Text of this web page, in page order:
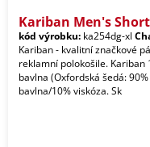
Kariban Men's
kód výrobku: ka254dg-xl
Kariban - kvalitní značkové
reklamní polokošile. Kariban 100%
bavlna (Oxfordská šedá: 90%
bavlna/10% viskóza. Sk